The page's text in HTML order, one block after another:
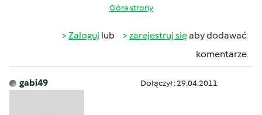
Góra strony
Zaloguj lub zarejestruj sięaby dodawać
komentarze
gabi49 Dołączył : 29.04.2011